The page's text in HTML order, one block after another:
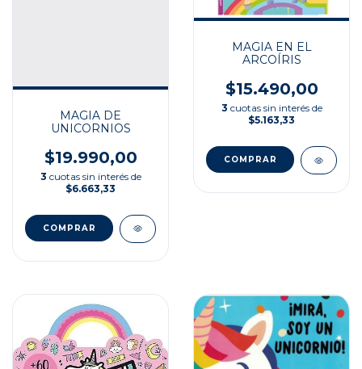
MAGIA DE
UNICORNIOS
$19.990,00
3 cuotas sin interés de
$6.663,33
MAGIA EN EL
ARCOÍRIS
$15.490,00
3 cuotas sin interés de
$5.163,33